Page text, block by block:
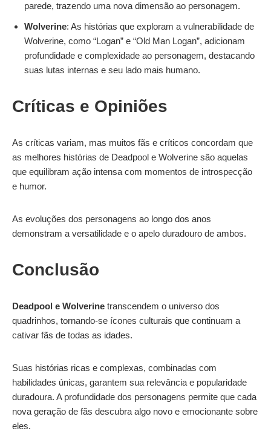
parede, trazendo uma nova dimensão ao personagem.
Wolverine: As histórias que exploram a vulnerabilidade de
Wolverine, como “Logan” e “Old Man Logan”, adicionam
profundidade e complexidade ao personagem, destacando
suas lutas internas e seu lado mais humano.
Críticas e Opiniões
As críticas variam, mas muitos fãs e críticos concordam que
as melhores histórias de Deadpool e Wolverine são aquelas
que equilibram ação intensa com momentos de introspecção
e humor.
As evoluções dos personagens ao longo dos anos
demonstram a versatilidade e o apelo duradouro de ambos.
Conclusão
Deadpool e Wolverine transcendem o universo dos
quadrinhos, tornando-se ícones culturais que continuam a
cativar fãs de todas as idades.
Suas histórias ricas e complexas, combinadas com
habilidades únicas, garantem sua relevância e popularidade
duradoura. A profundidade dos personagens permite que cada
nova geração de fãs descubra algo novo e emocionante sobre
eles.